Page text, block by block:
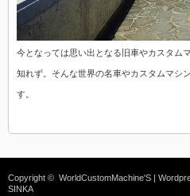
今となっては思い出となる旧車やカスタム
知れず。そんな世界の名車やカスタムマシ
す。
Copyright © WorldCustomMachine'S |
SINKA